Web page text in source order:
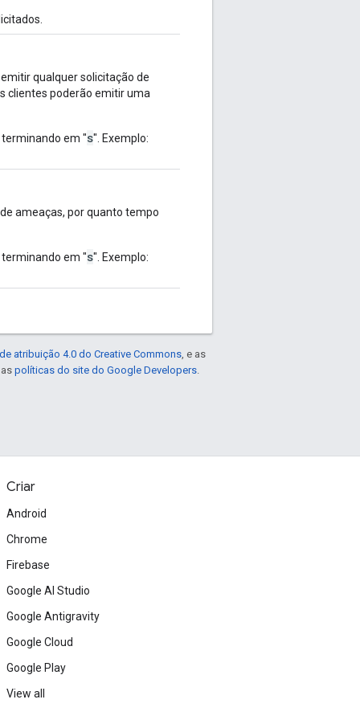
qualquer solicitação de
clientes poderão emitir uma
em "s". Exemplo:
ameaças, por quanto tempo
em "s". Exemplo:
atribuição 4.0 do Creative Commons , e as
políticas do site do Google Developers
Criar
Android
Chrome
Firebase
Google AI Studio
Google Antigravity
Google Cloud
Google Play
View all